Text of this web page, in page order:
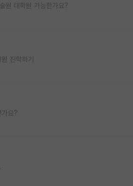
원 대학원 가능한가요?
진학하기
가요?